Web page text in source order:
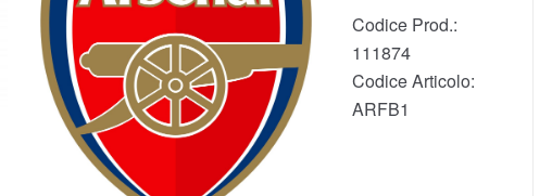
Codice Prod.:
111874
Codice Articolo:
ARFB1